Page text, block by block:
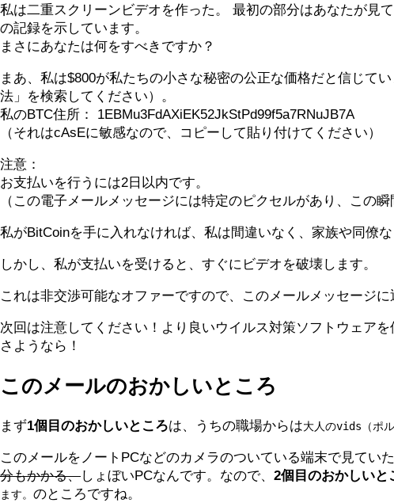
私は二重スクリーンビデオを作った。 最初の部分はあなたが見
の記録を示しています。
まさにあなたは何をすべきですか？
まあ、私は$800が私たちの小さな秘密の公正な価格だと信じて
法」を検索してください）。
私のBTC住所： 1EBMu3FdAXiEK52JkStPd99f5a7RNuJB7A
（それはcAsEに敏感なので、コピーして貼り付けてください）
注意：
お支払いを行うには2日以内です。
（この電子メールメッセージには特定のピクセルがあり、この
私がBitCoinを手に入れなければ、私は間違いなく、家族や同僚
しかし、私が支払いを受けると、すぐにビデオを破壊します。
これは非交渉可能なオファーですので、このメールメッセージ
次回は注意してください！より良いウイルス対策ソフトウェアを
さようなら！
このメールのおかしいところ
まず1個目のおかしいところは、うちの職場からは大人のvids（ポ
このメールをノートPCなどのカメラのついている端末で見てい
分もかかる、しょぼいPCなんです。なので、 2個目のおかしいと
ます。 のところですね。